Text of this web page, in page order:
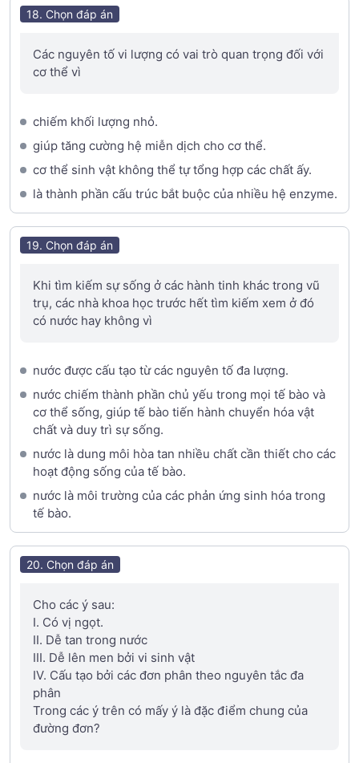
18. Chọn đáp án
Các nguyên tố vi lượng có vai trò quan trọng đối với
cơ thể vì
chiếm khối lượng nhỏ.
giúp tăng cường hệ miễn dịch cho cơ thể.
cơ thể sinh vật không thể tự tổng hợp các chất ấy.
là thành phần cấu trúc bắt buộc của nhiều hệ enzyme.
19. Chọn đáp án
Khi tìm kiếm sự sống ở các hành tinh khác trong vũ
trụ, các nhà khoa học trước hết tìm kiếm xem ở đó
có nước hay không vì
nước được cấu tạo từ các nguyên tố đa lượng.
nước chiếm thành phần chủ yếu trong mọi tế bào và
cơ thể sống, giúp tế bào tiến hành chuyển hóa vật
chất và duy trì sự sống.
nước là dung môi hòa tan nhiều chất cần thiết cho các
hoạt động sống của tế bào.
nước là môi trường của các phản ứng sinh hóa trong
tế bào.
20. Chọn đáp án
Cho các ý sau:
I. Có vị ngọt.
II. Dễ tan trong nước
III. Dễ lên men bởi vi sinh vật
IV. Cấu tạo bởi các đơn phân theo nguyên tắc đa
phân
Trong các ý trên có mấy ý là đặc điểm chung của
đường đơn?